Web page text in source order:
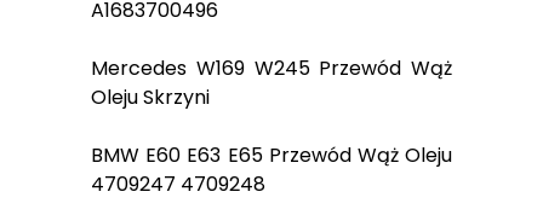
A1683700496
Mercedes W169 W245 Przewód Wąż
Oleju Skrzyni
BMW E60 E63 E65 Przewód Wąż Oleju
4709247 4709248